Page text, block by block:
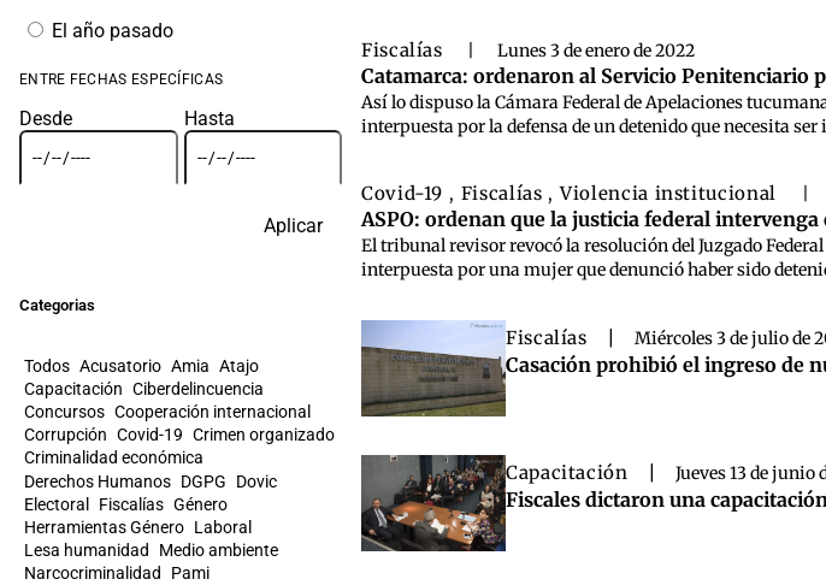
El año pasado
ENTRE FECHAS ESPECÍFICAS
Desde Hasta
Aplicar
Categorias
Todos Acusatorio Amia Atajo
Capacitación Ciberdelincuencia
Concursos Cooperación internacional
Corrupción Covid-19 Crimen organizado
Criminalidad económica
Derechos Humanos DGPG
Dovic
Electoral
Fiscalías Género
Herramientas Género Laboral
Lesa humanidad
Medio ambiente
Narcocriminalidad
Pami
Fiscalías Lunes 3 de enero de 2022
Catamarca: ordenaron al Servicio Penitenciario
Así lo dispuso la Cámara Federal de Apelaciones
interpuesta por la defensa de un detenido que necesita
Covid-19 , Fiscalías , Violencia institucional
ASPO: ordenan que la justicia federal
El tribunal revisor revocó la resolución del Juzgado
interpuesta por una mujer que denunció haber sido
Fiscalías Miércoles 3 de julio de
Casación prohibió el ingreso de
Capacitación Jueves 13 de junio
Fiscales dictaron una